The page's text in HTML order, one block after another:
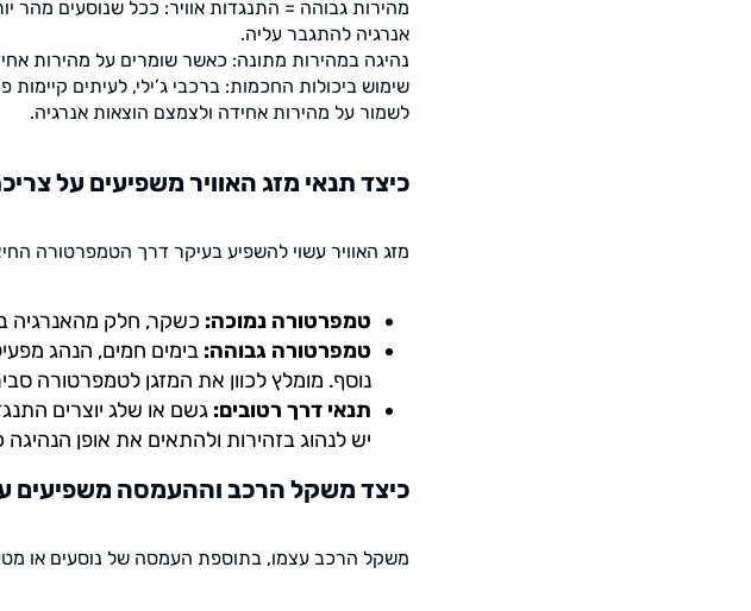
מהירות גבוהה = התנגדות אוויר: ככל שנוסעים מהר
אנרגיה להתגבר עליה.
נהיגה במהירות מתונה: כאשר שומרים על מהירות
לשמור על מהירות אחידה ולצמצם הוצאות אנרגיה.
כיצד תנאי מזג האוויר משפיעים על
מזג האוויר עשוי להשפיע בעיקר דרך הטמפרטורה
טמפרטורה נמוכה: כשקר, חלק מהאנרגיה
טמפרטורה גבוהה: בימים חמים, הנהג
נוסף. מומלץ לכוון את המזגן לטמפרטורה
תנאי דרך רטובים: גשם או שלג יוצרים
יש לנהוג בזהירות ולהתאים את אופן
כיצד משקל הרכב וההעמסה משפיעים
משקל הרכב עצמו, בתוספת העמסה של נוסעים או